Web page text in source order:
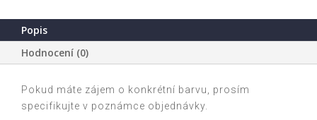
plast
4
barvy
Popis
Hodnocení (0)
Pokud máte zájem o konkrétní barvu, prosím
specifikujte v poznámce objednávky.